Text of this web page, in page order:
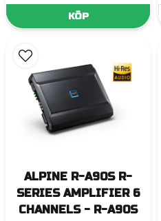
KÖP
ALPINE R-A90S R-
SERIES AMPLIFIER 6
CHANNELS - R-A90S